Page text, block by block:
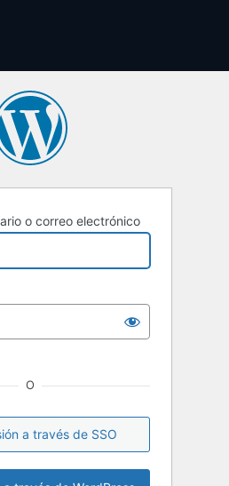
o correo electrónico
O
a través de SSO